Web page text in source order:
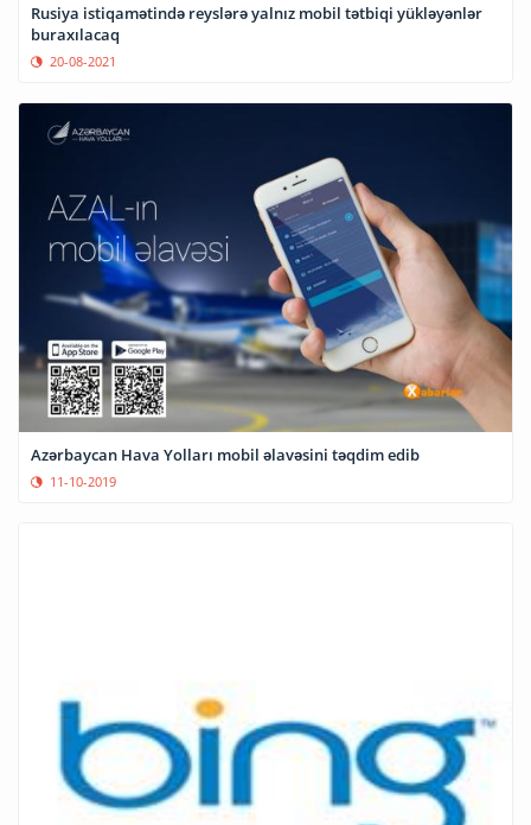
Rusiya istiqamətində reyslərə yalnız mobil tətbiqi yükləyənlər
buraxılacaq
20-08-2021
Azərbaycan Hava Yolları mobil əlavəsini təqdim edib
11-10-2019